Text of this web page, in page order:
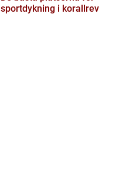
sportdykning i korallrev